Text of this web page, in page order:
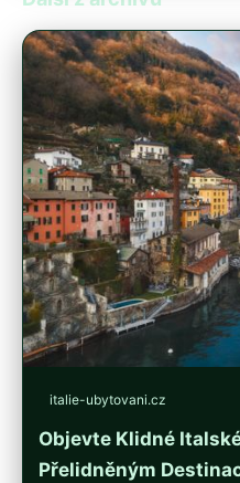
italie-ubytovani.cz
Objevte Klidné
Přelidněným